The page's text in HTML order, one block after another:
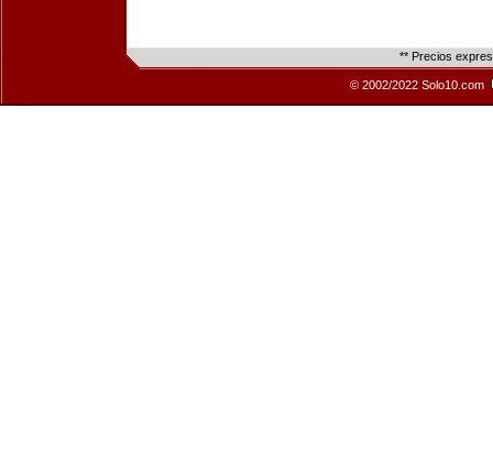
** Precios
© 2002/2022 Solo10.com